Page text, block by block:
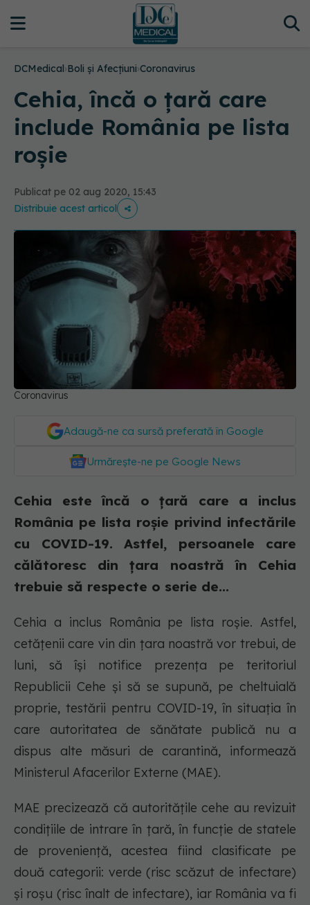
DCMedical›Boli și Afecțiuni›Coronavirus
Cehia, încă o țară care
include România pe lista
roșie
Publicat pe 02 aug 2020, 15:43
Distribuie acest articol
Coronavirus
Adaugă-ne ca sursă preferată în Google
Urmărește-ne pe Google News
Cehia este încă o țară care a inclus
România pe lista roșie privind infectările
cu COVID-19. Astfel, persoanele care
călătoresc din țara noastră în Cehia
trebuie să respecte o serie de...
Cehia a inclus România pe lista roșie. Astfel,
cetăţenii care vin din ţara noastră vor trebui, de
luni, să îşi notifice prezenţa pe teritoriul
Republicii Cehe şi să se supună, pe cheltuială
proprie, testării pentru COVID-19, în situaţia în
care autoritatea de sănătate publică nu a
dispus alte măsuri de carantină, informează
Ministerul Afacerilor Externe (MAE).
MAE precizează că autorităţile cehe au revizuit
condiţiile de intrare în ţară, în funcţie de statele
de provenienţă, acestea fiind clasificate pe
două categorii: verde (risc scăzut de infectare)
şi roşu (risc înalt de infectare), iar România va fi